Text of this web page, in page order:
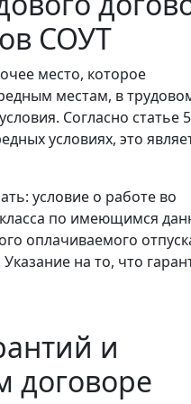
СОУТ
место, которое
местам, в
Согласно статье
условиях, это
условие о работе во
класса по имеющимся
оплачиваемого
на то, что
и
договоре